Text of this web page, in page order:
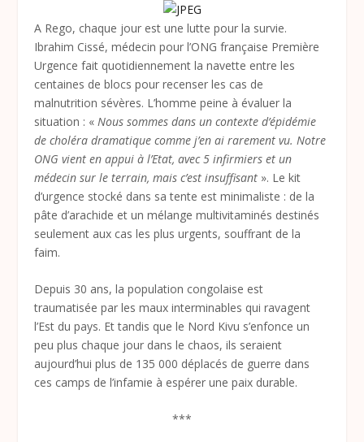
A Rego, chaque jour est une lutte pour la survie.
Ibrahim Cissé, médecin pour l’ONG française Première
Urgence fait quotidiennement la navette entre les
centaines de blocs pour recenser les cas de
malnutrition sévères. L’homme peine à évaluer la
situation : « Nous sommes dans un contexte d’épidémie
de choléra dramatique comme j’en ai rarement vu. Notre
ONG vient en appui à l’Etat, avec 5 infirmiers et un
médecin sur le terrain, mais c’est insuffisant ». Le kit
d’urgence stocké dans sa tente est minimaliste : de la
pâte d’arachide et un mélange multivitaminés destinés
seulement aux cas les plus urgents, souffrant de la
faim.
Depuis 30 ans, la population congolaise est
traumatisée par les maux interminables qui ravagent
l’Est du pays. Et tandis que le Nord Kivu s’enfonce un
peu plus chaque jour dans le chaos, ils seraient
aujourd’hui plus de 135 000 déplacés de guerre dans
ces camps de l’infamie à espérer une paix durable.
***